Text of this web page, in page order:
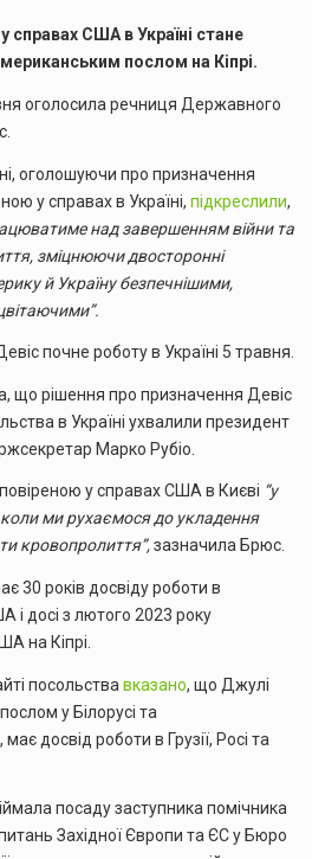
США в Україні стане
послом на Кіпрі.
оголосила речниця Державного
оголошуючи про призначення
у справах в Україні, підкреслили,
над завершенням війни та
зміцнюючи двосторонні
й Україну безпечнішими,
почне роботу в Україні 5 травня.
що рішення про призначення Девіс
в Україні ухвалили президент
Марко Рубіо.
у справах США в Києві “у
ми рухаємося до укладення
кровопролиття”,зазначила Брюс.
30 років досвіду роботи в
і досі з лютого 2023 року
на Кіпрі.
посольства вказано, що Джулі
у Білорусі та
досвід роботи в Грузії, Росі та
посаду заступника помічника
Західної Європи та ЄС у Бюро